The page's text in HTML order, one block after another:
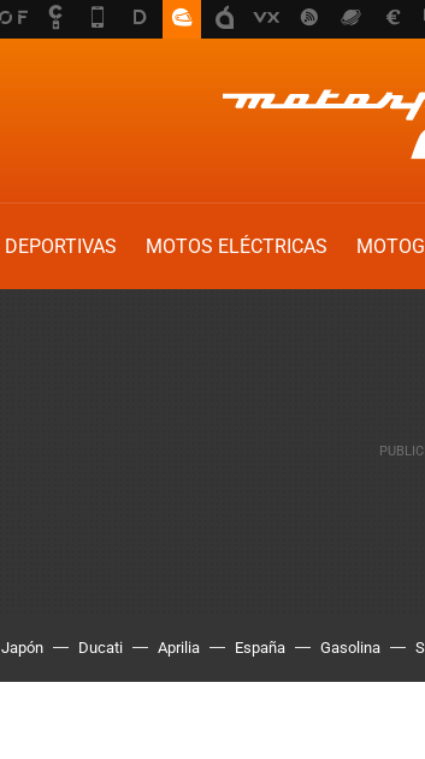
DEPORTIVAS MOTOS ELÉCTRICAS
Japón Ducati Aprilia España Gasolina